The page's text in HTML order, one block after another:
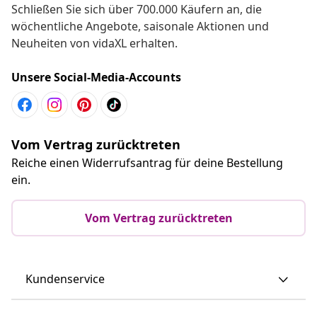
Schließen Sie sich über 700.000 Käufern an, die
wöchentliche Angebote, saisonale Aktionen und
Neuheiten von vidaXL erhalten.
Unsere Social-Media-Accounts
Vom Vertrag zurücktreten
Reiche einen Widerrufsantrag für deine Bestellung
ein.
Vom Vertrag zurücktreten
Kundenservice